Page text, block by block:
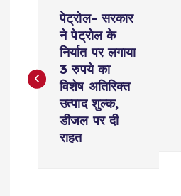
s
पेट्रोल- सरकार
ने पेट्रोल के
निर्यात पर लगाया
3 रुपये का
विशेष अतिरिक्त
उत्पाद शुल्क,
डीजल पर दी
राहत